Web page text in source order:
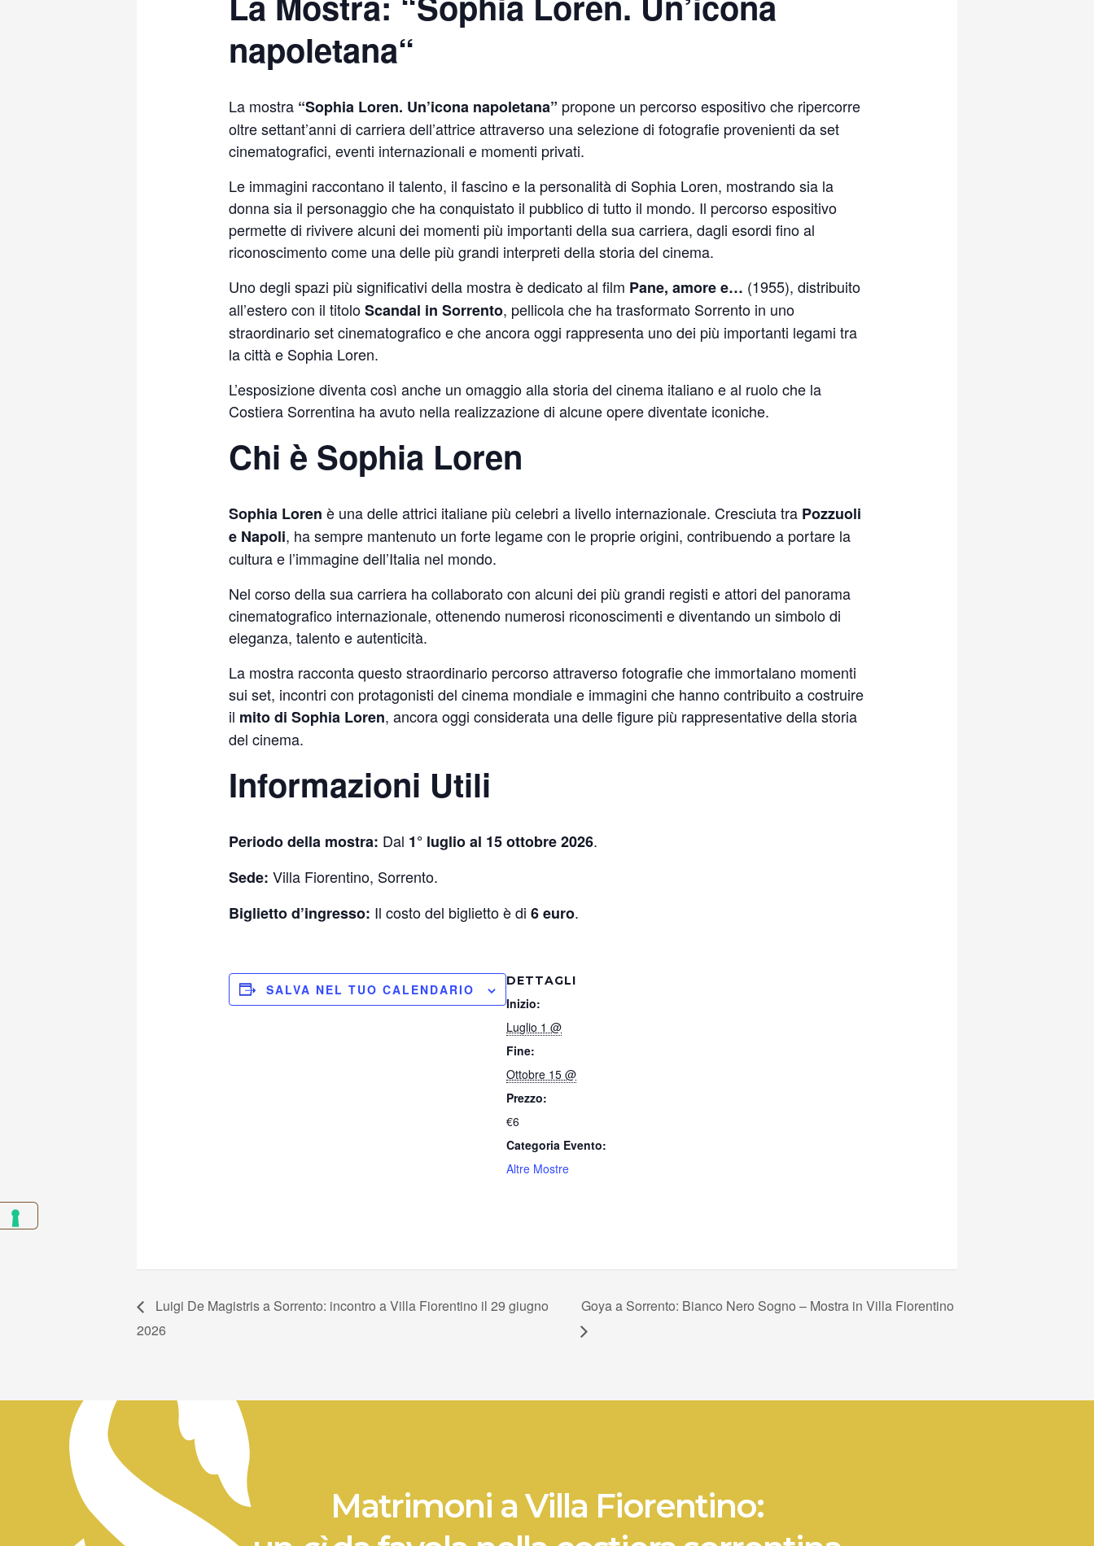
napoletana“
La mostra “Sophia Loren. Un’icona napoletana” propone un percorso espositivo che ripercorre
oltre settant’anni di carriera dell’attrice attraverso una selezione di fotografie provenienti da set
cinematografici, eventi internazionali e momenti privati.
Le immagini raccontano il talento, il fascino e la personalità di Sophia Loren, mostrando sia la
donna sia il personaggio che ha conquistato il pubblico di tutto il mondo. Il percorso espositivo
permette di rivivere alcuni dei momenti più importanti della sua carriera, dagli esordi fino al
riconoscimento come una delle più grandi interpreti della storia del cinema.
Uno degli spazi più significativi della mostra è dedicato al film Pane, amore e… (1955), distribuito
all’estero con il titoloScandal in Sorrento, pellicola che ha trasformato Sorrento in uno
straordinario set cinematografico e che ancora oggi rappresenta uno dei più importanti legami tra
la città e Sophia Loren.
L’esposizione diventa così anche un omaggio alla storia del cinema italiano e al ruolo che la
Costiera Sorrentina ha avuto nella realizzazione di alcune opere diventate iconiche.
Chi è Sophia Loren
Sophia Loren è una delle attrici italiane più celebri a livello internazionale. Cresciuta tra Pozzuoli
e Napoli, ha sempre mantenuto un forte legame con le proprie origini, contribuendo a portare la
cultura e l’immagine dell’Italia nel mondo.
Nel corso della sua carriera ha collaborato con alcuni dei più grandi registi e attori del panorama
cinematografico internazionale, ottenendo numerosi riconoscimenti e diventando un simbolo di
eleganza, talento e autenticità.
La mostra racconta questo straordinario percorso attraverso fotografie che immortalano momenti
sui set, incontri con protagonisti del cinema mondiale e immagini che hanno contribuito a costruire
il mito di Sophia Loren, ancora oggi considerata una delle figure più rappresentative della storia
del cinema.
Informazioni Utili
Periodo della mostra: Dal 1° luglio al 15 ottobre 2026.
Sede:Villa Fiorentino, Sorrento.
Biglietto d’ingresso: Il costo del biglietto è di6 euro.
SALVA NEL TUO CALENDARIO
DETTAGLI
Inizio:
Luglio 1 @
Fine:
Ottobre 15 @
Prezzo:
€6
Categoria Evento:
Altre Mostre
Luigi De Magistris a Sorrento: incontro a Villa Fiorentino il 29 giugno
2026
Goya a Sorrento: Bianco Nero Sogno – Mostra in Villa Fiorentino
Matrimoni a Villa Fiorentino: